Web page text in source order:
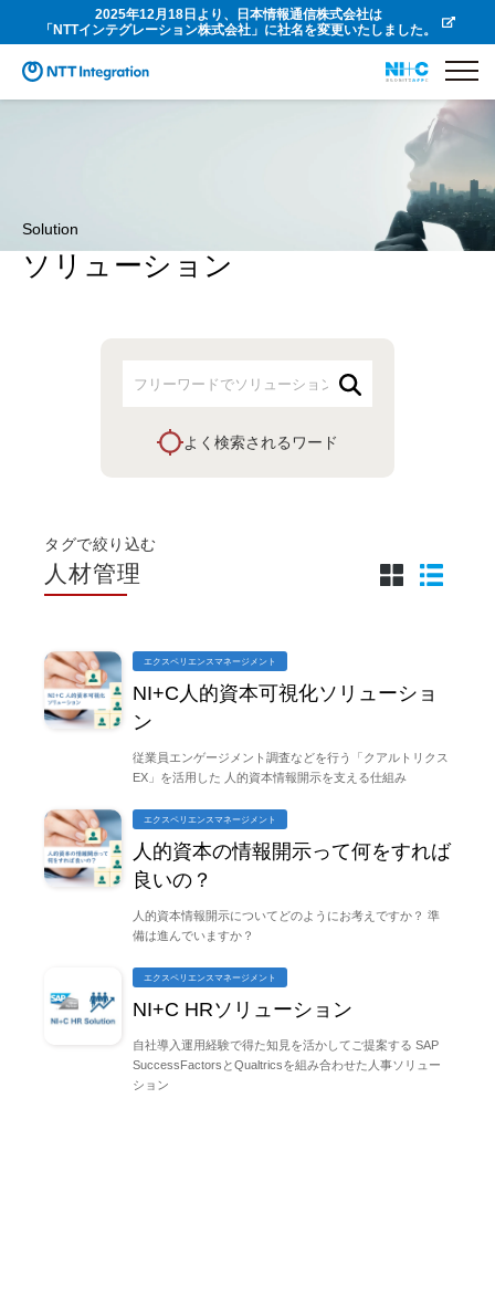
2025年12月18日より、日本情報通信株式会社は
「NTTインテグレーション株式会社」に社名を変更いたしました。
Solution
ソリューション
よく検索されるワード
タグで絞り込む
人材管理
エクスペリエンスマネージメント
NI+C人的資本可視化ソリューショ
ン
従業員エンゲージメント調査などを行う「クアルトリクス
EX」を活用した 人的資本情報開示を支える仕組み
エクスペリエンスマネージメント
人的資本の情報開示って何をすれば
良いの？
人的資本情報開示についてどのようにお考えですか？ 準
備は進んでいますか？
エクスペリエンスマネージメント
NI+C HRソリューション
自社導入運用経験で得た知見を活かしてご提案する SAP
SuccessFactorsとQualtricsを組み合わせた人事ソリュー
ション